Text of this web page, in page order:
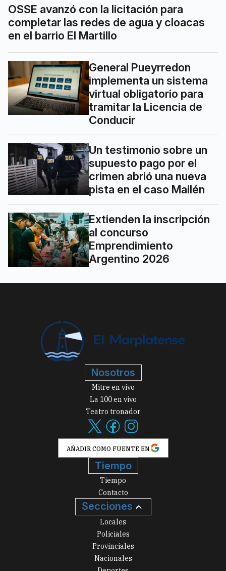
OSSE avanzó con la licitación para
completar las redes de agua y cloacas
en el barrio El Martillo
General Pueyrredon
implementa un sistema
virtual obligatorio para
tramitar la Licencia de
Conducir
Un testimonio sobre un
supuesto pago por el
crimen abrió una nueva
pista en el caso Mailén
Extienden la inscripción
al concurso
Emprendimiento
Argentino 2026
Nosotros
Mitre en vivo
La 100 en vivo
Teatro tronador
AÑADIR COMO FUENTE EN
Tiempo
Tiempo
Contacto
Secciones
Locales
Policiales
Provinciales
Nacionales